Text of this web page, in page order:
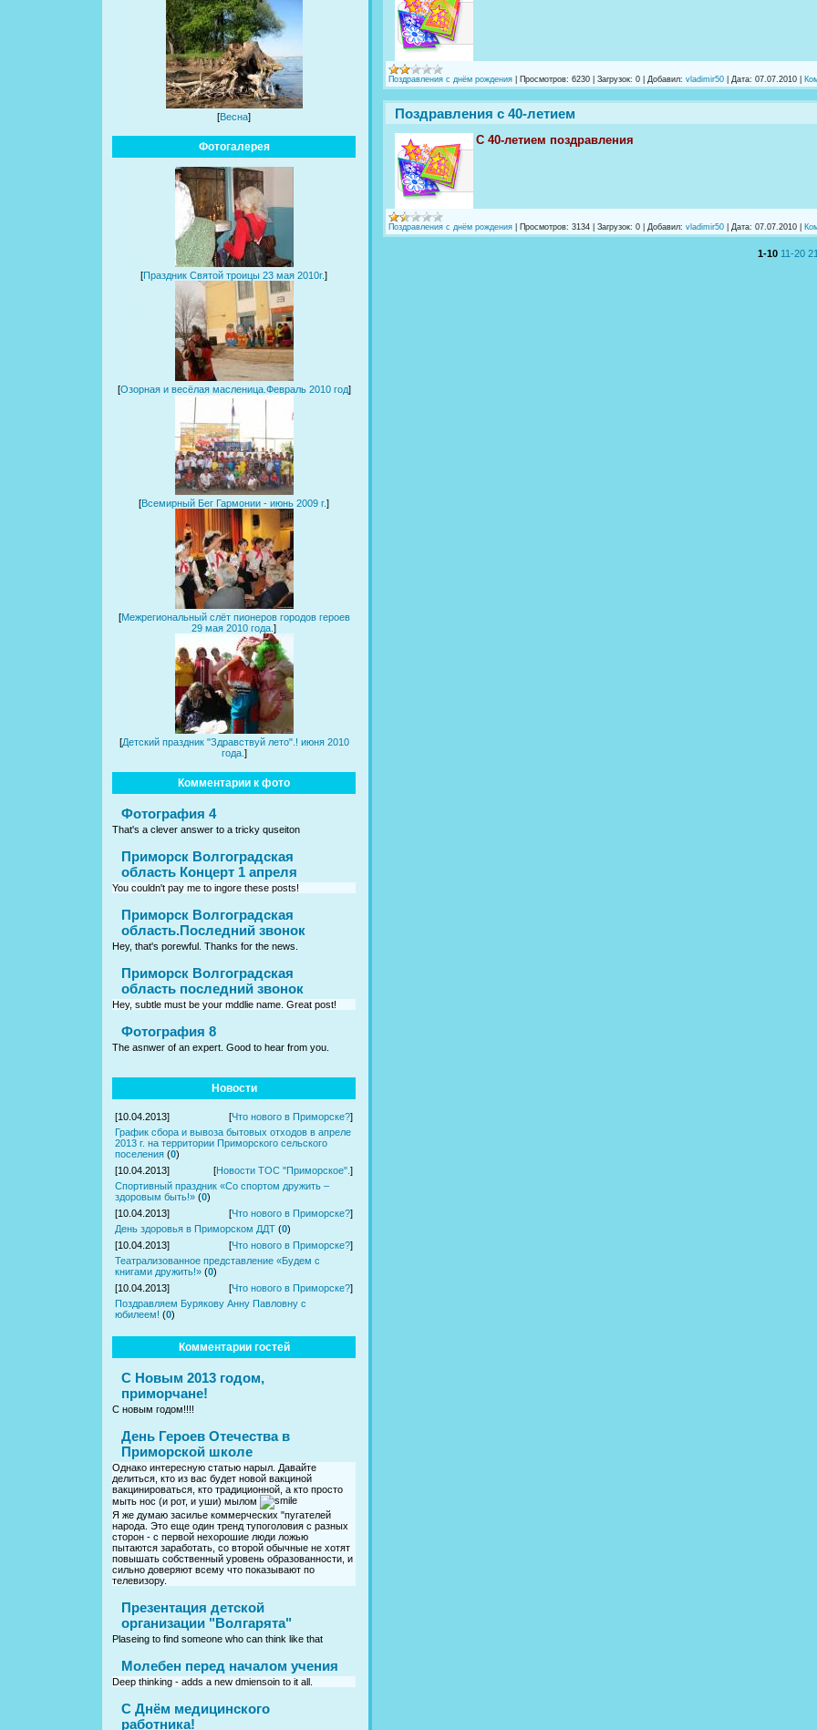
[Весна]
Фотогалерея
[Праздник Святой троицы 23 мая 2010г.]
[Озорная и весёлая масленица.Февраль 2010 год]
[Всемирный Бег Гармонии - июнь 2009 г.]
[Межрегиональный слёт пионеров городов героев
29 мая 2010 года. ]
[Детский праздник "Здравствуй лето".! июня 2010
года. ]
Комментарии к фото
Фотография 4
That's a clever answer to a tricky quseiton
Приморск Волгоградская
область Концерт 1 апреля
You couldn't pay me to ingore these posts!
Приморск Волгоградская
область.Последний звонок
Hey, that's porewful. Thanks for the news.
Приморск Волгоградская
область последний звонок
Hey, subtle must be your mddlie name. Great post!
Фотография 8
The asnwer of an expert. Good to hear from you.
Новости
[10.04.2013] [Что нового в Приморске?]
График сбора и вывоза бытовых отходов в апреле
2013 г. на территории Приморского сельского
поселения (0)
[10.04.2013]
[Новости ТОС "Приморское". ]
Спортивный праздник «Со спортом дружить –
здоровым быть!» (0)
[10.04.2013]
[Что нового в Приморске?]
День здоровья в Приморском ДДТ (0)
[10.04.2013]
[Что нового в Приморске?]
Театрализованное представление «Будем с
книгами дружить!» (0)
[10.04.2013]
[Что нового в Приморске?]
Поздравляем Бурякову Анну Павловну с
юбилеем! (0)
Комментарии гостей
С Новым 2013 годом,
приморчане!
С новым годом!!!!
День Героев Отечества в
Приморской школе
Однако интересную статью нарыл. Давайте
делиться, кто из вас будет новой вакциной
вакцинироваться, кто традиционной, а кто просто
мыть нос (и рот, и уши) мылом
Я же думаю засилье коммерческих "пугателей
народа. Это еще один тренд тупоголовия с разных
сторон - с первой нехорошие люди ложью
пытаются заработать, со второй обычные не хотят
повышать собственный уровень образованности, и
сильно доверяют всему что показывают по
телевизору.
Презентация детской
организации "Волгарята"
Plaseing to find someone who can think like that
Молебен перед началом учения
Deep thinking - adds a new dmiensoin to it all.
C Днём медицинского
работника!
Поздравления с днём рождения Просмотров: 6230 Загрузок: 0 Добавил: vladimir50 Дата: 07.07.2010
Поздравления с 40-летием
С 40-летием поздравления
Поздравления с днём рождения Просмотров: 3134 Загрузок: 0 Добавил: vladimir50 Дата: 07.07.2010
1-10 11-20